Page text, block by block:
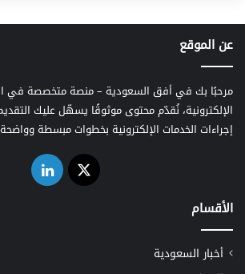
عن الموقع
مرحبًا بك في أفق السعودية – منصة متخصصة في
الإلكترونية، نُقدّم محتوى موثوقًا يسهّل عليك
إجراءات الخدمات الإلكترونية بخطوات مبسطة
‫X لينكدإن
الأقسام
أخبار السعودية